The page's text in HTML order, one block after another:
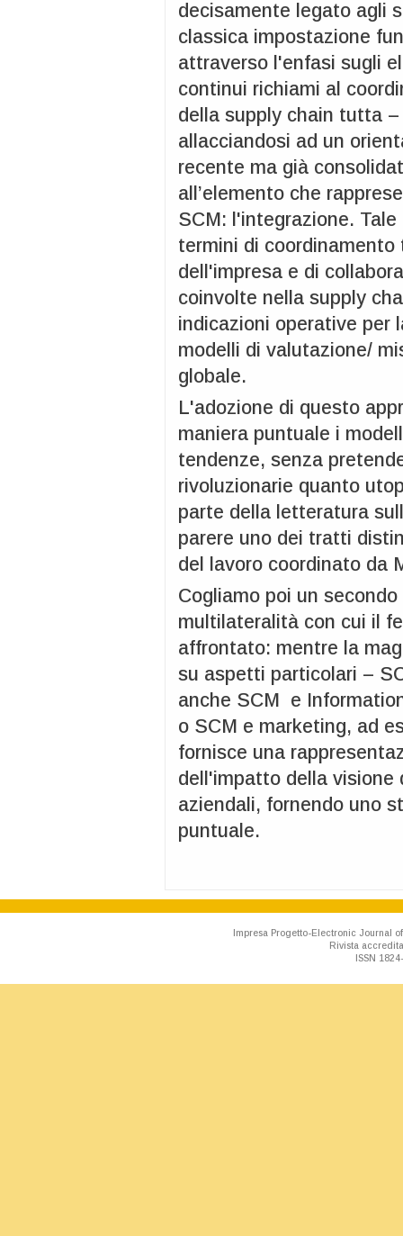
decisamente legato agli
classica impostazione
attraverso l'enfasi sugli
continui richiami al
della supply chain tutta
allacciandosi ad un
recente ma già
all’elemento che
SCM: l'integrazione.
termini di coordinamento
dell'impresa e di
coinvolte nella supply
indicazioni operative per
modelli di valutazione/
globale.
L'adozione di questo
maniera puntuale i
tendenze, senza
rivoluzionarie quanto
parte della letteratura
parere uno dei tratti
del lavoro coordinato da
Cogliamo poi un
multilateralità con cui il
affrontato: mentre la
su aspetti particolari –
anche SCM e
o SCM e marketing, ad
fornisce una
dell'impatto della
aziendali, fornendo uno
puntuale.
Impresa Progetto-Electronic Journal
Rivista
ISSN